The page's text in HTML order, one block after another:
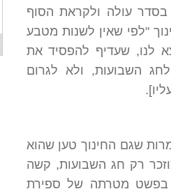
עולה ולקראת הסוף
"לפי שאין לשנות מטבע
לנו, שעדיף להפסיד את
השבועות, ולא לגרום
שגם החינוך טען שהוא
רק חג השבועות, קשה
בפשט מטרתה של ספירת